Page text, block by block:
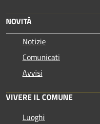
NOVITÀ
Notizie
Comunicati
Avvisi
VIVERE IL COMUNE
Luoghi